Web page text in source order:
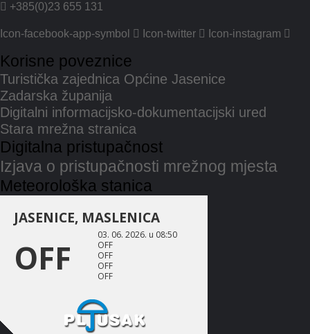
+385(0)23 655 131
Icon-facebook-app-symbol Icon-twitter Icon-instagram
Korisne poveznice
Turistička zajednica Općine Jasenice
Zadarska županija
Digitalni informacijsko-dokumentacijski ured
Stara mrežna stranica
Digitalna pristupačnost
Izjava o pristupačnosti mrežnog mjesta
Meteorološka stanica